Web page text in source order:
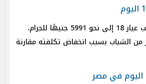
وصل سعر جرام الذهب عيار 18 إلى نحو 5991 جنيهًا للجرام،
من الشباب بسبب انخفاض تكلفته مقارنة
اليوم في مصر